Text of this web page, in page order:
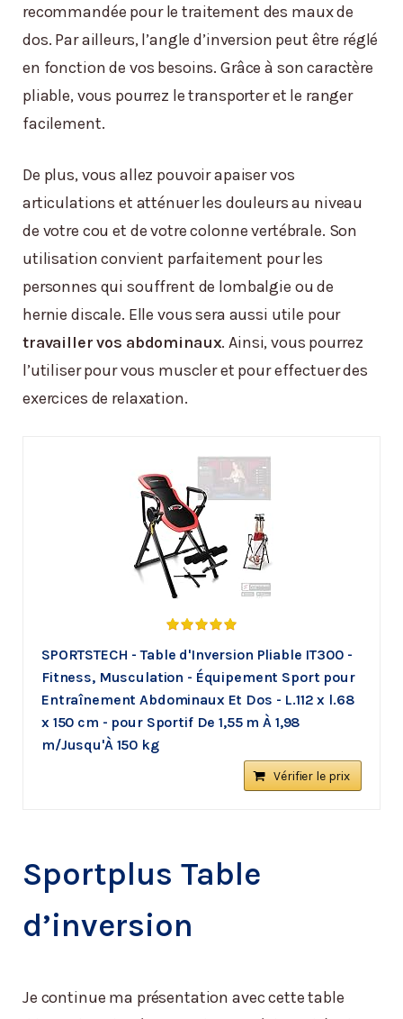
recommandée pour le traitement des maux de
dos. Par ailleurs, l’angle d’inversion peut être réglé
en fonction de vos besoins. Grâce à son caractère
pliable, vous pourrez le transporter et le ranger
facilement.
De plus, vous allez pouvoir apaiser vos
articulations et atténuer les douleurs au niveau
de votre cou et de votre colonne vertébrale. Son
utilisation convient parfaitement pour les
personnes qui souffrent de lombalgie ou de
hernie discale. Elle vous sera aussi utile pour
travailler vos abdominaux. Ainsi, vous pourrez
l’utiliser pour vous muscler et pour effectuer des
exercices de relaxation.
SPORTSTECH - Table d'Inversion Pliable IT300 -
Fitness, Musculation - Équipement Sport pour
Entraînement Abdominaux Et Dos - L.112 x l.68
x 150 cm - pour Sportif De 1,55 m À 1,98
m/Jusqu'À 150 kg
Vérifier le prix
Sportplus Table
d’inversion
Je continue ma présentation avec cette table